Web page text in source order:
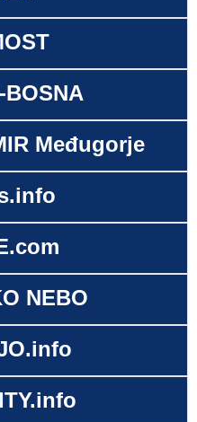
BOSNA
Međugorje
NEBO